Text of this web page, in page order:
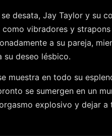
desata, Jay Taylor y su
vibradores y
a su pareja,
su deseo lésbico.
muestra en todo su
se sumergen en un
explosivo y dejar